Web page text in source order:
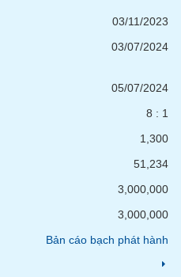
03/11/2023
03/07/2024
05/07/2024
8 : 1
1,300
51,234
3,000,000
3,000,000
Bản cáo bạch phát hành